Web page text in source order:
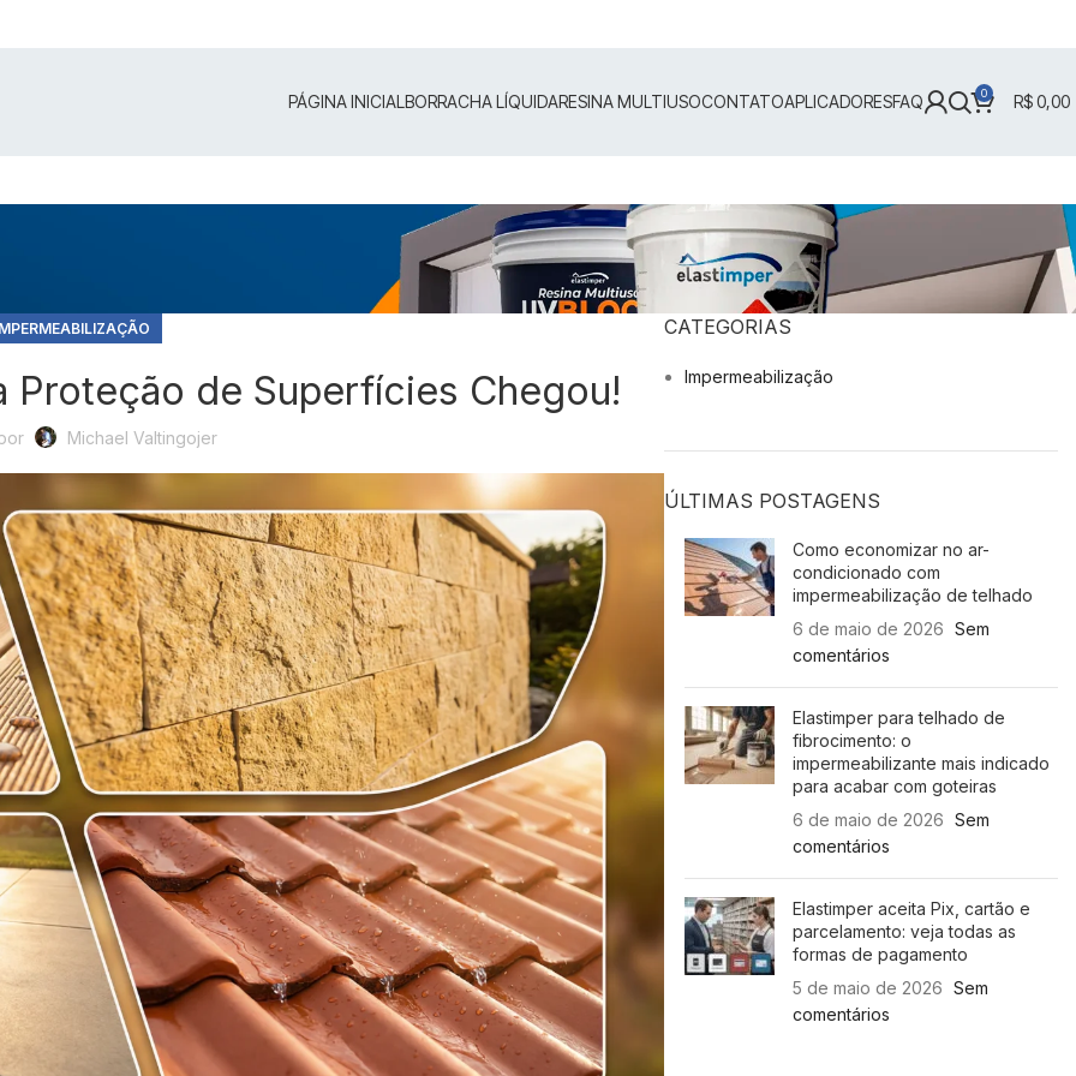
PÁGINA INICIALBORRACHA LÍQUIDARESINA MULTIUSOCONTATOAPLICADORESFAQ 0 R$0,00
Proteção de Superfícies Chegou!
Michael Valtingojer
CATEGORIAS
Impermeabilização
ÚLTIMAS POSTAGENS
Como economizar no ar-
condicionado com
impermeabilização de telhado
6 de maio de 2026 Sem
comentários
Elastimper para telhado de
fibrocimento: o
impermeabilizante mais indicado
para acabar com goteiras
6 de maio de 2026 Sem
comentários
Elastimper aceita Pix, cartão e
parcelamento: veja todas as
formas de pagamento
5 de maio de 2026 Sem
comentários